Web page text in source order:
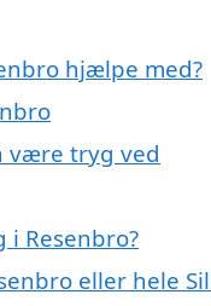
hjælpe med?
være tryg ved
Resenbro?
eller hele